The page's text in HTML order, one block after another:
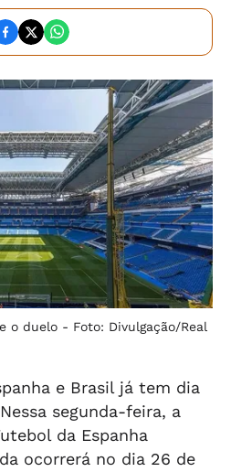
o duelo - Foto: Divulgação/Real
e Brasil já tem dia
segunda-feira, a
da Espanha
ocorrerá no dia 26 de